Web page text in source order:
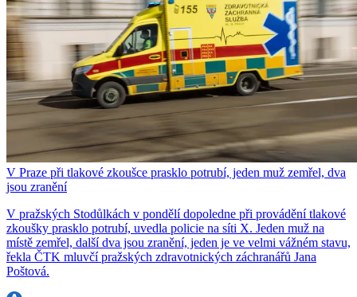
V Praze při tlakové zkoušce prasklo potrubí, jeden muž zemřel, dva
jsou zranění
V pražských Stodůlkách v pondělí dopoledne při provádění tlakové
zkoušky prasklo potrubí, uvedla policie na síti X. Jeden muž na
místě zemřel, další dva jsou zranění, jeden je ve velmi vážném stavu,
řekla ČTK mluvčí pražských zdravotnických záchranářů Jana
Poštová.